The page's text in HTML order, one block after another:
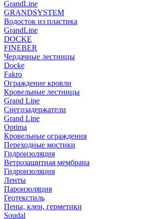
GrandLine
GRANDSYSTEM
Водосток из пластика
GrandLine
DOCKE
FINEBER
Чердачные лестницы
Docke
Fakro
Ограждение кровли
Кровельные лестницы
Grand Line
Снегозадержатели
Grand Line
Optima
Кровельные ограждения
Переходные мостики
Гидроизоляция
Ветрозащитная мембрана
Гидроизоляция
Ленты
Пароизоляция
Геотекстиль
Пены, клеи, герметики
Soudal